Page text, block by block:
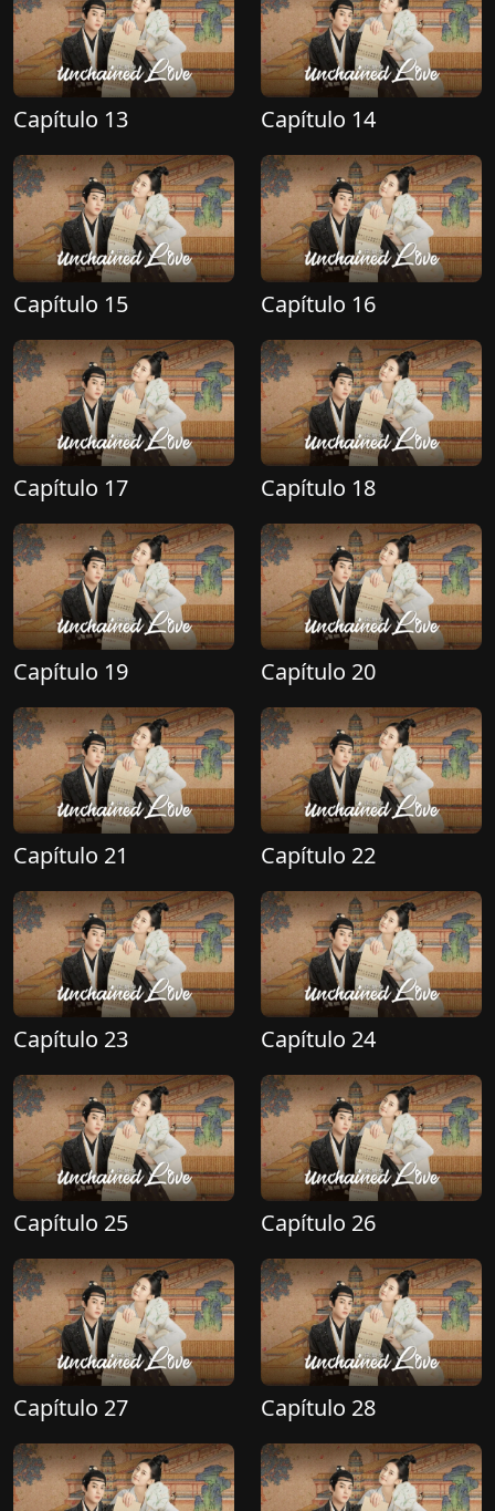
Capítulo 13 Capítulo 14
Capítulo 15 Capítulo 16
Capítulo 17 Capítulo 18
Capítulo 19 Capítulo 20
Capítulo 21 Capítulo 22
Capítulo 23 Capítulo 24
Capítulo 25 Capítulo 26
Capítulo 27 Capítulo 28